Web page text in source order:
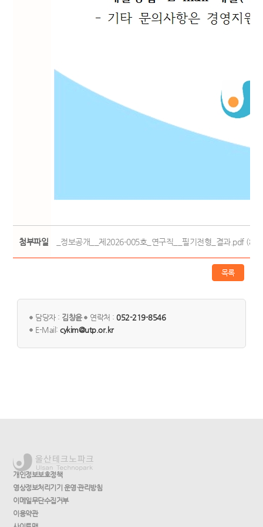
첨부파일 _정보공개__제2026-005호_연구직__필기전형_결과.pdf
목록
담당자 : 김창윤 연락처 :052-219-8546
E-Mail:cykim@utp.or.kr
개인정보보호정책
영상정보처리기기 운영·관리방침
이메일무단수집거부
이용약관